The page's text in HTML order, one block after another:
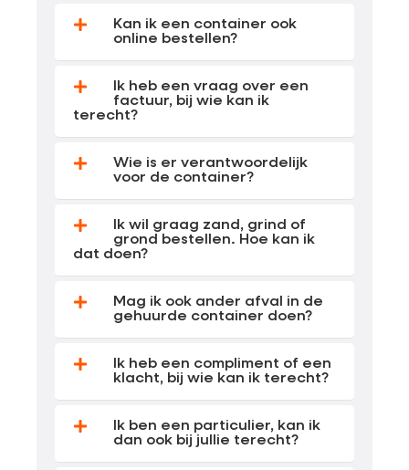
Kan ik een container ook
online bestellen?
Ik heb een vraag over een
factuur, bij wie kan ik
terecht?
Wie is er verantwoordelijk
voor de container?
Ik wil graag zand, grind of
grond bestellen. Hoe kan ik
dat doen?
Mag ik ook ander afval in de
gehuurde container doen?
Ik heb een compliment of een
klacht, bij wie kan ik terecht?
Ik ben een particulier, kan ik
dan ook bij jullie terecht?